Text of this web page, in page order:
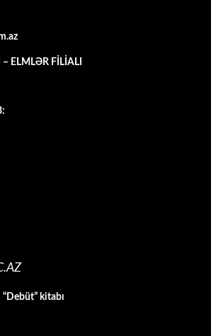
– ELMLƏR FİLİALI
kitabı